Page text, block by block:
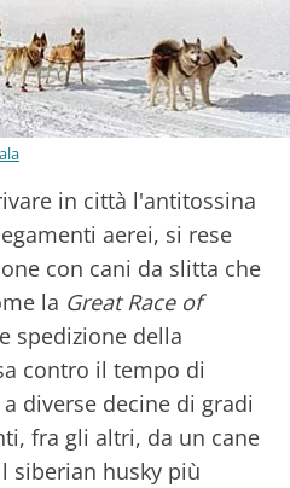
in città l'antitossina
aerei, si rese
con cani da slitta che
la Great Race of
spedizione della
contro il tempo di
diverse decine di gradi
fra gli altri, da un cane
siberian husky più